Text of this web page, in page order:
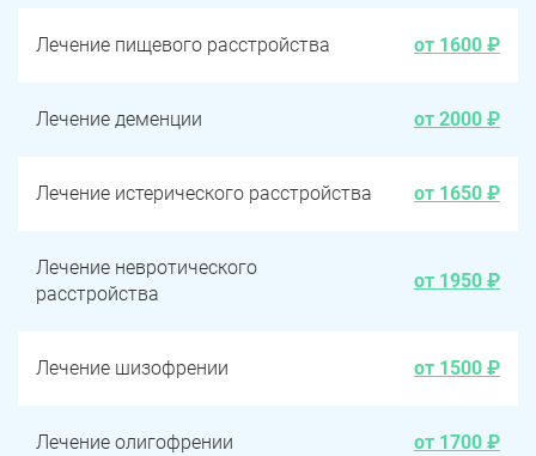
Лечение пищевого расстройства от 1600 ₽
Лечение деменции от 2000 ₽
Лечение истерического расстройства от 1650 ₽
Лечение невротического
расстройства
от 1950 ₽
Лечение шизофрении от 1500 ₽
Лечение олигофрении от 1700 ₽